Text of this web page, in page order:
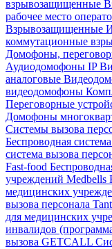
взрывозащищенные
рабочее место
Взрывозащищенные
коммутационные
Домофоны,
Аудиодомофоны IP
аналоговые
видеодомофоны
Переговорные
Домофоны
Системы вызова
Беспроводная
система вызова
Fast-food
учреждений Medbells
медицинских
вызова персонала
для медицинских
инвалидов
вызова GETCALL